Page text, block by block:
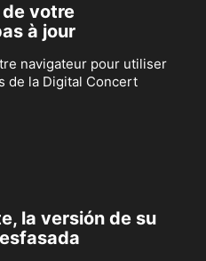
de votre
à jour
navigateur pour utiliser
de la Digital Concert
la versión de su